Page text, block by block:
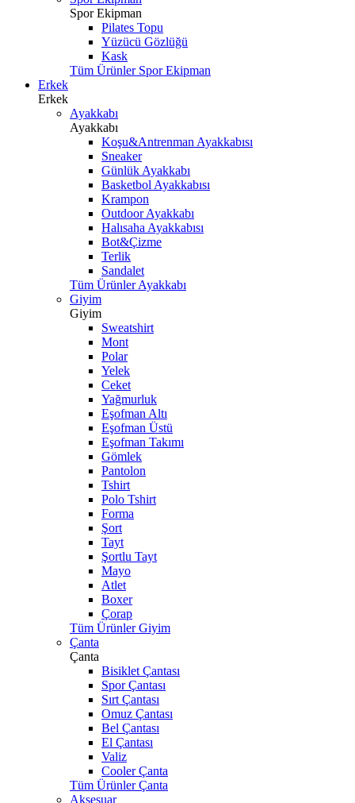
Spor Ekipman
Pilates Topu
Yüzücü Gözlüğü
Kask
Tüm Ürünler Spor Ekipman
Erkek
Erkek
Ayakkabı
Ayakkabı
Koşu&Antrenman Ayakkabısı
Sneaker
Günlük Ayakkabı
Basketbol Ayakkabısı
Krampon
Outdoor Ayakkabı
Halısaha Ayakkabısı
Bot&Çizme
Terlik
Sandalet
Tüm Ürünler Ayakkabı
Giyim
Giyim
Sweatshirt
Mont
Polar
Yelek
Ceket
Yağmurluk
Eşofman Altı
Eşofman Üstü
Eşofman Takımı
Gömlek
Pantolon
Tshirt
Polo Tshirt
Forma
Şort
Tayt
Şortlu Tayt
Mayo
Atlet
Boxer
Çorap
Tüm Ürünler Giyim
Çanta
Çanta
Bisiklet Çantası
Spor Çantası
Sırt Çantası
Omuz Çantası
Bel Çantası
El Çantası
Valiz
Cooler Çanta
Tüm Ürünler Çanta
Aksesuar